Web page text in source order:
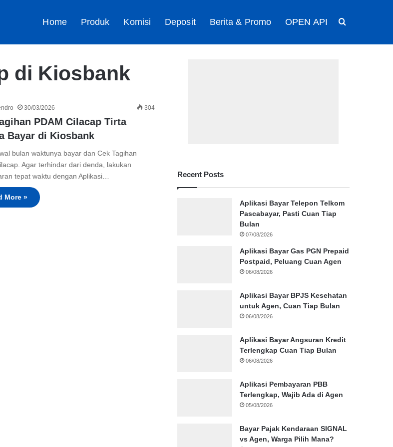
Home Produk Komisi Deposit Berita & Promo OPEN API
di Kiosbank
30/03/2026 304
PDAM Cilacap Tirta
Bayar di Kiosbank
bulan waktunya bayar dan Cek Tagihan
Agar terhindar dari denda, lakukan
tepat waktu dengan Aplikasi…
More »
Recent Posts
Aplikasi Bayar Telepon Telkom
Pascabayar, Pasti Cuan Tiap
Bulan
07/08/2026
Aplikasi Bayar Gas PGN Prepaid
Postpaid, Peluang Cuan Agen
06/08/2026
Aplikasi Bayar BPJS Kesehatan
untuk Agen, Cuan Tiap Bulan
06/08/2026
Aplikasi Bayar Angsuran Kredit
Terlengkap Cuan Tiap Bulan
06/08/2026
Aplikasi Pembayaran PBB
Terlengkap, Wajib Ada di Agen
05/08/2026
Bayar Pajak Kendaraan SIGNAL
vs Agen, Warga Pilih Mana?